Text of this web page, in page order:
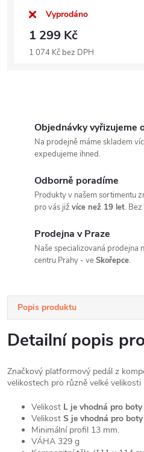
Vyprodáno
1 299 Kč
1 074 Kč bez DPH
Objednávky vyřizujeme
Na prodejně máme skladem
expedujeme ihned.
Odborně poradíme
Produkty v našem sortimentu
pro vás již více než 19 let.
Prodejna v Praze
Naše specializovaná prodejna
centru Prahy - veSkořepce.
Popis produktu
Detailní popis
Značkový platformový pedál z
velikostech pro různě velké velikosti
Velikost L je vhodná pro
Velikost S je vhodná pro
Minimální profil 13 mm.
VÁHA 329 g